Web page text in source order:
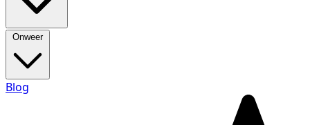
Onweer
Blog